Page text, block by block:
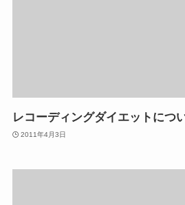
レコーディングダイエットにつ
2011年4月3日